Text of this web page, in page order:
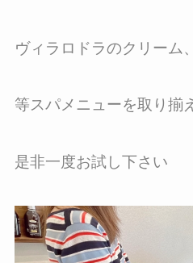
ヴィラロドラのクリーム
等スパメニューを取り揃
是非一度お試し下さい